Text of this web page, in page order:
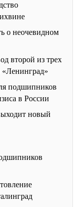
о неочевидном
второй из трех
«Ленинград»
подшипников
в России
новый